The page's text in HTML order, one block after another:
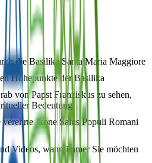
die Basilika Santa Maria Maggiore
Höhepunkte der Basilika
von Papst Franziskus zu sehen,
Bedeutung
Ikone Salus Populi Romani
Videos, wann immer Sie möchten